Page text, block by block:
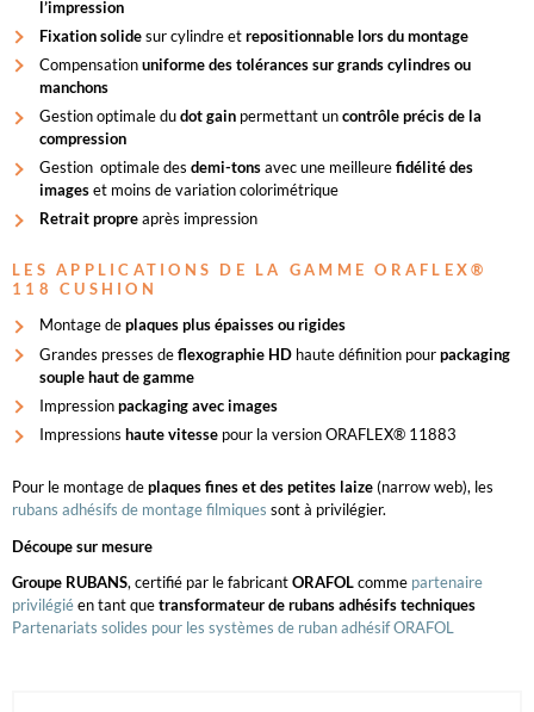
l’impression
Fixation solidesur cylindre etrepositionnable lors du montage
Compensationuniforme des tolérances sur grands cylindres ou
manchons
Gestion optimale dudot gain permettant uncontrôle précis de la
compression
Gestion optimale des demi-tonsavec une meilleurefidélité des
imageset moins de variation colorimétrique
Retrait propreaprès impression
LES APPLICATIONS DE LA GAMME ORAFLEX®
118 CUSHION
Montage deplaques plus épaisses ou rigides
Grandes presses deflexographie HD haute définition pourpackaging
souple haut de gamme
Impressionpackaging avec images
Impressions haute vitesse pour la version ORAFLEX® 11883
Pour le montage deplaques fines et des petites laize(narrow web), les
rubans adhésifs de montage filmiques sont à privilégier.
Découpe sur mesure
Groupe RUBANS, certifié par le fabricantORAFOLcomme partenaire
privilégiéen tant quetransformateur de rubans adhésifs techniques
Partenariats solides pour les systèmes de ruban adhésif ORAFOL